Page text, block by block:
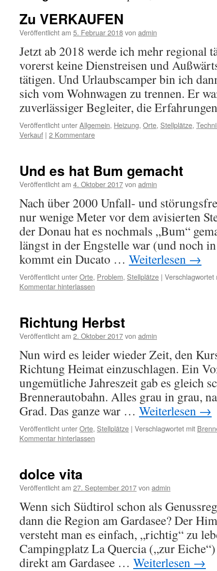
Zu VERKAUFEN
Veröffentlicht am 5. Februar 2018von admin
Jetzt ab 2018 werde ich mehr regional
vorerst keine Dienstreisen und
tätigen. Und Urlaubscamper bin ich
sich vom Wohnwagen zu trennen. Er
zuverlässiger Begleiter, die
Veröffentlicht unterAllgemein, Heizung, Orte, Stellplätze,
Verkauf | 2 Kommentare
Und es hat Bum gemacht
Veröffentlicht am 4. Oktober 2017von admin
Nach über 2000 Unfall- und
nur wenige Meter vor dem avisierten
der Donau hat es nochmals „Bum“
längst in der Engstelle war (und noch
kommt ein Ducato … Weiterlesen →
Veröffentlicht unterOrte, Problem, Stellplätze | Verschlagwortet
Kommentar hinterlassen
Richtung Herbst
Veröffentlicht am 2. Oktober 2017von admin
Nun wird es leider wieder Zeit, den
Richtung Heimat einzuschlagen. Ein
ungemütliche Jahreszeit gab es gleich
Brennerautobahn. Alles grau in grau,
Grad. Das ganze war … Weiterlesen →
Veröffentlicht unterOrte, Stellplätze | Verschlagwortet mit
Kommentar hinterlassen
dolce vita
Veröffentlicht am 27. September 2017von admin
Wenn sich Südtirol schon als
dann die Region am Gardasee? Der
versteht man es einfach, „richtig“ zu
Campingplatz La Quercia („zur
direkt am Gardasee … Weiterlesen →